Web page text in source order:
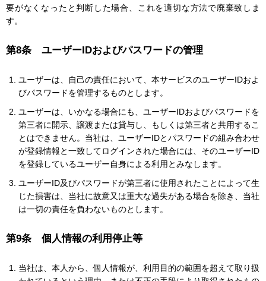
要がなくなったと判断した場合、これを適切な方法で廃棄致しま
す。
第8条 ユーザーIDおよびパスワードの管理
ユーザーは、自己の責任において、本サービスのユーザーIDおよ
びパスワードを管理するものとします。
ユーザーは、いかなる場合にも、ユーザーIDおよびパスワードを
第三者に開示、譲渡または貸与し、もしくは第三者と共用するこ
とはできません。当社は、ユーザーIDとパスワードの組み合わせ
が登録情報と一致してログインされた場合には、そのユーザーID
を登録しているユーザー自身による利用とみなします。
ユーザーID及びパスワードが第三者に使用されたことによって生
じた損害は、当社に故意又は重大な過失がある場合を除き、当社
は一切の責任を負わないものとします。
第9条 個人情報の利用停止等
当社は、本人から、個人情報が、利用目的の範囲を超えて取り扱